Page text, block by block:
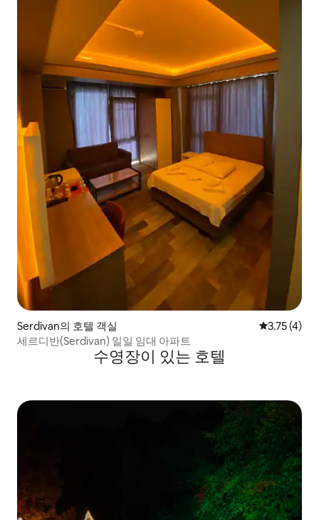
Serdivan의 호텔 객실 평점 3.75점
3.75 (4)
세르디반(Serdivan) 일일 임대 아파트
수영장이 있는 호텔